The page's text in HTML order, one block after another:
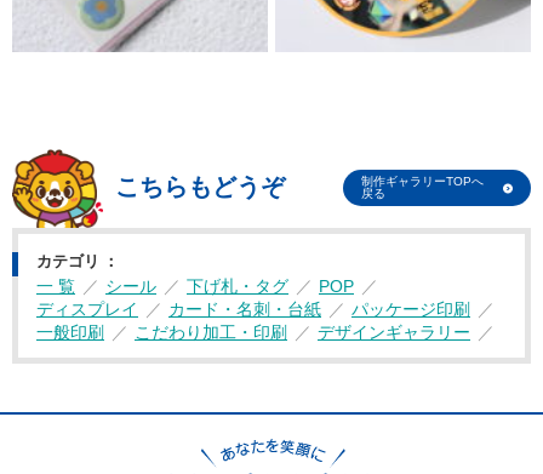
こちらもどうぞ
制作ギャラリーTOPへ
戻る
カテゴリ
一 覧 シール 下げ札・タグ
POP
ディスプレイ
カード・名刺・台紙
パッケージ印刷
一般印刷
こだわり加工・印刷 デザインギャラリー